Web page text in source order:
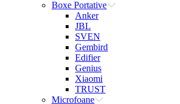
Boxe Portative
Anker
JBL
SVEN
Gembird
Edifier
Genius
Xiaomi
TRUST
Microfoane